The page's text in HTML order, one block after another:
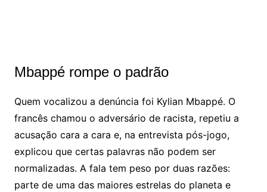
Mbappé rompe o padrão
Quem vocalizou a denúncia foi Kylian Mbappé. O
francês chamou o adversário de racista, repetiu a
acusação cara a cara e, na entrevista pós-jogo,
explicou que certas palavras não podem ser
normalizadas. A fala tem peso por duas razões:
parte de uma das maiores estrelas do planeta e